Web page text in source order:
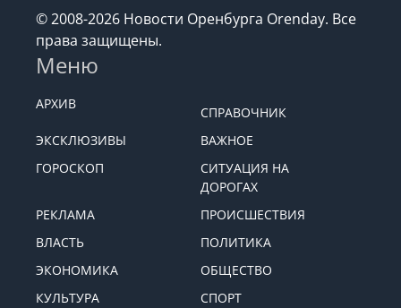
© 2008-2026 Новости Оренбурга Orenday. Все
права защищены.
Меню
АРХИВ
СПРАВОЧНИК
ЭКСКЛЮЗИВЫ
ВАЖНОЕ
ГОРОСКОП
СИТУАЦИЯ НА
ДОРОГАХ
РЕКЛАМА
ПРОИСШЕСТВИЯ
ВЛАСТЬ
ПОЛИТИКА
ЭКОНОМИКА
ОБЩЕСТВО
КУЛЬТУРА
СПОРТ